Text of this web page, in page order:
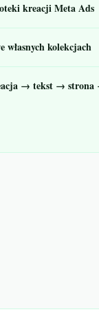
kreacji Meta Ads
własnych kolekcjach
→ tekst → strona